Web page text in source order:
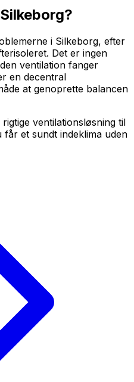
Silkeborg?
i Silkeborg, efter
Det er ingen
ventilation fanger
en decentral
at genoprette balancen
ventilationsløsning til
et sundt indeklima uden